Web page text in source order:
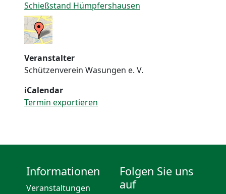
Schießstand Hümpfershausen
Veranstalter
Schützenverein Wasungen e. V.
iCalendar
Termin exportieren
Informationen
Veranstaltungen
Folgen Sie uns
auf